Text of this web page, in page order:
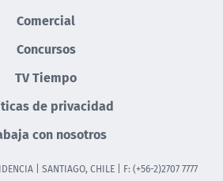
Comercial
Concursos
TV Tiempo
de privacidad
con nosotros
| SANTIAGO, CHILE | F: (+56-2)2707 7777